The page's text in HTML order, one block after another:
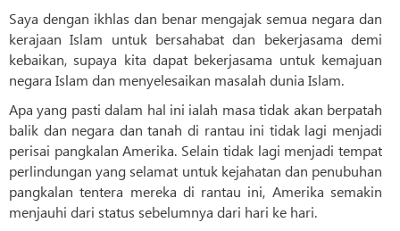
Saya dengan ikhlas dan benar mengajak semua negara dan
kerajaan Islam untuk bersahabat dan bekerjasama demi
kebaikan, supaya kita dapat bekerjasama untuk kemajuan
negara Islam dan menyelesaikan masalah dunia Islam.
Apa yang pasti dalam hal ini ialah masa tidak akan berpatah
balik dan negara dan tanah di rantau ini tidak lagi menjadi
perisai pangkalan Amerika. Selain tidak lagi menjadi tempat
perlindungan yang selamat untuk kejahatan dan penubuhan
pangkalan tentera mereka di rantau ini, Amerika semakin
menjauhi dari status sebelumnya dari hari ke hari.